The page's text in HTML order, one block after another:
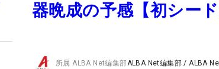
器晩成の予感【初シード
所属ALBA Net編集部ALBA Net編集部 /ALBA